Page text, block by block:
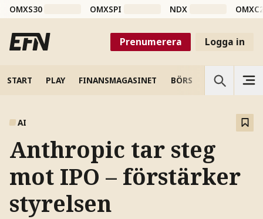
OMXS30 OMXSPI NDX
Prenumerera Logga in
START PLAY FINANSMAGASINET BÖRS VETENSKAP
AI
Anthropic tar steg
mot IPO – förstärker
styrelsen